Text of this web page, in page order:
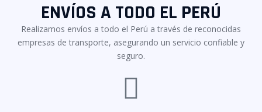
ENVÍOS A TODO EL PERÚ
Realizamos envíos a todo el Perú a través de reconocidas
empresas de transporte, asegurando un servicio confiable y
seguro.